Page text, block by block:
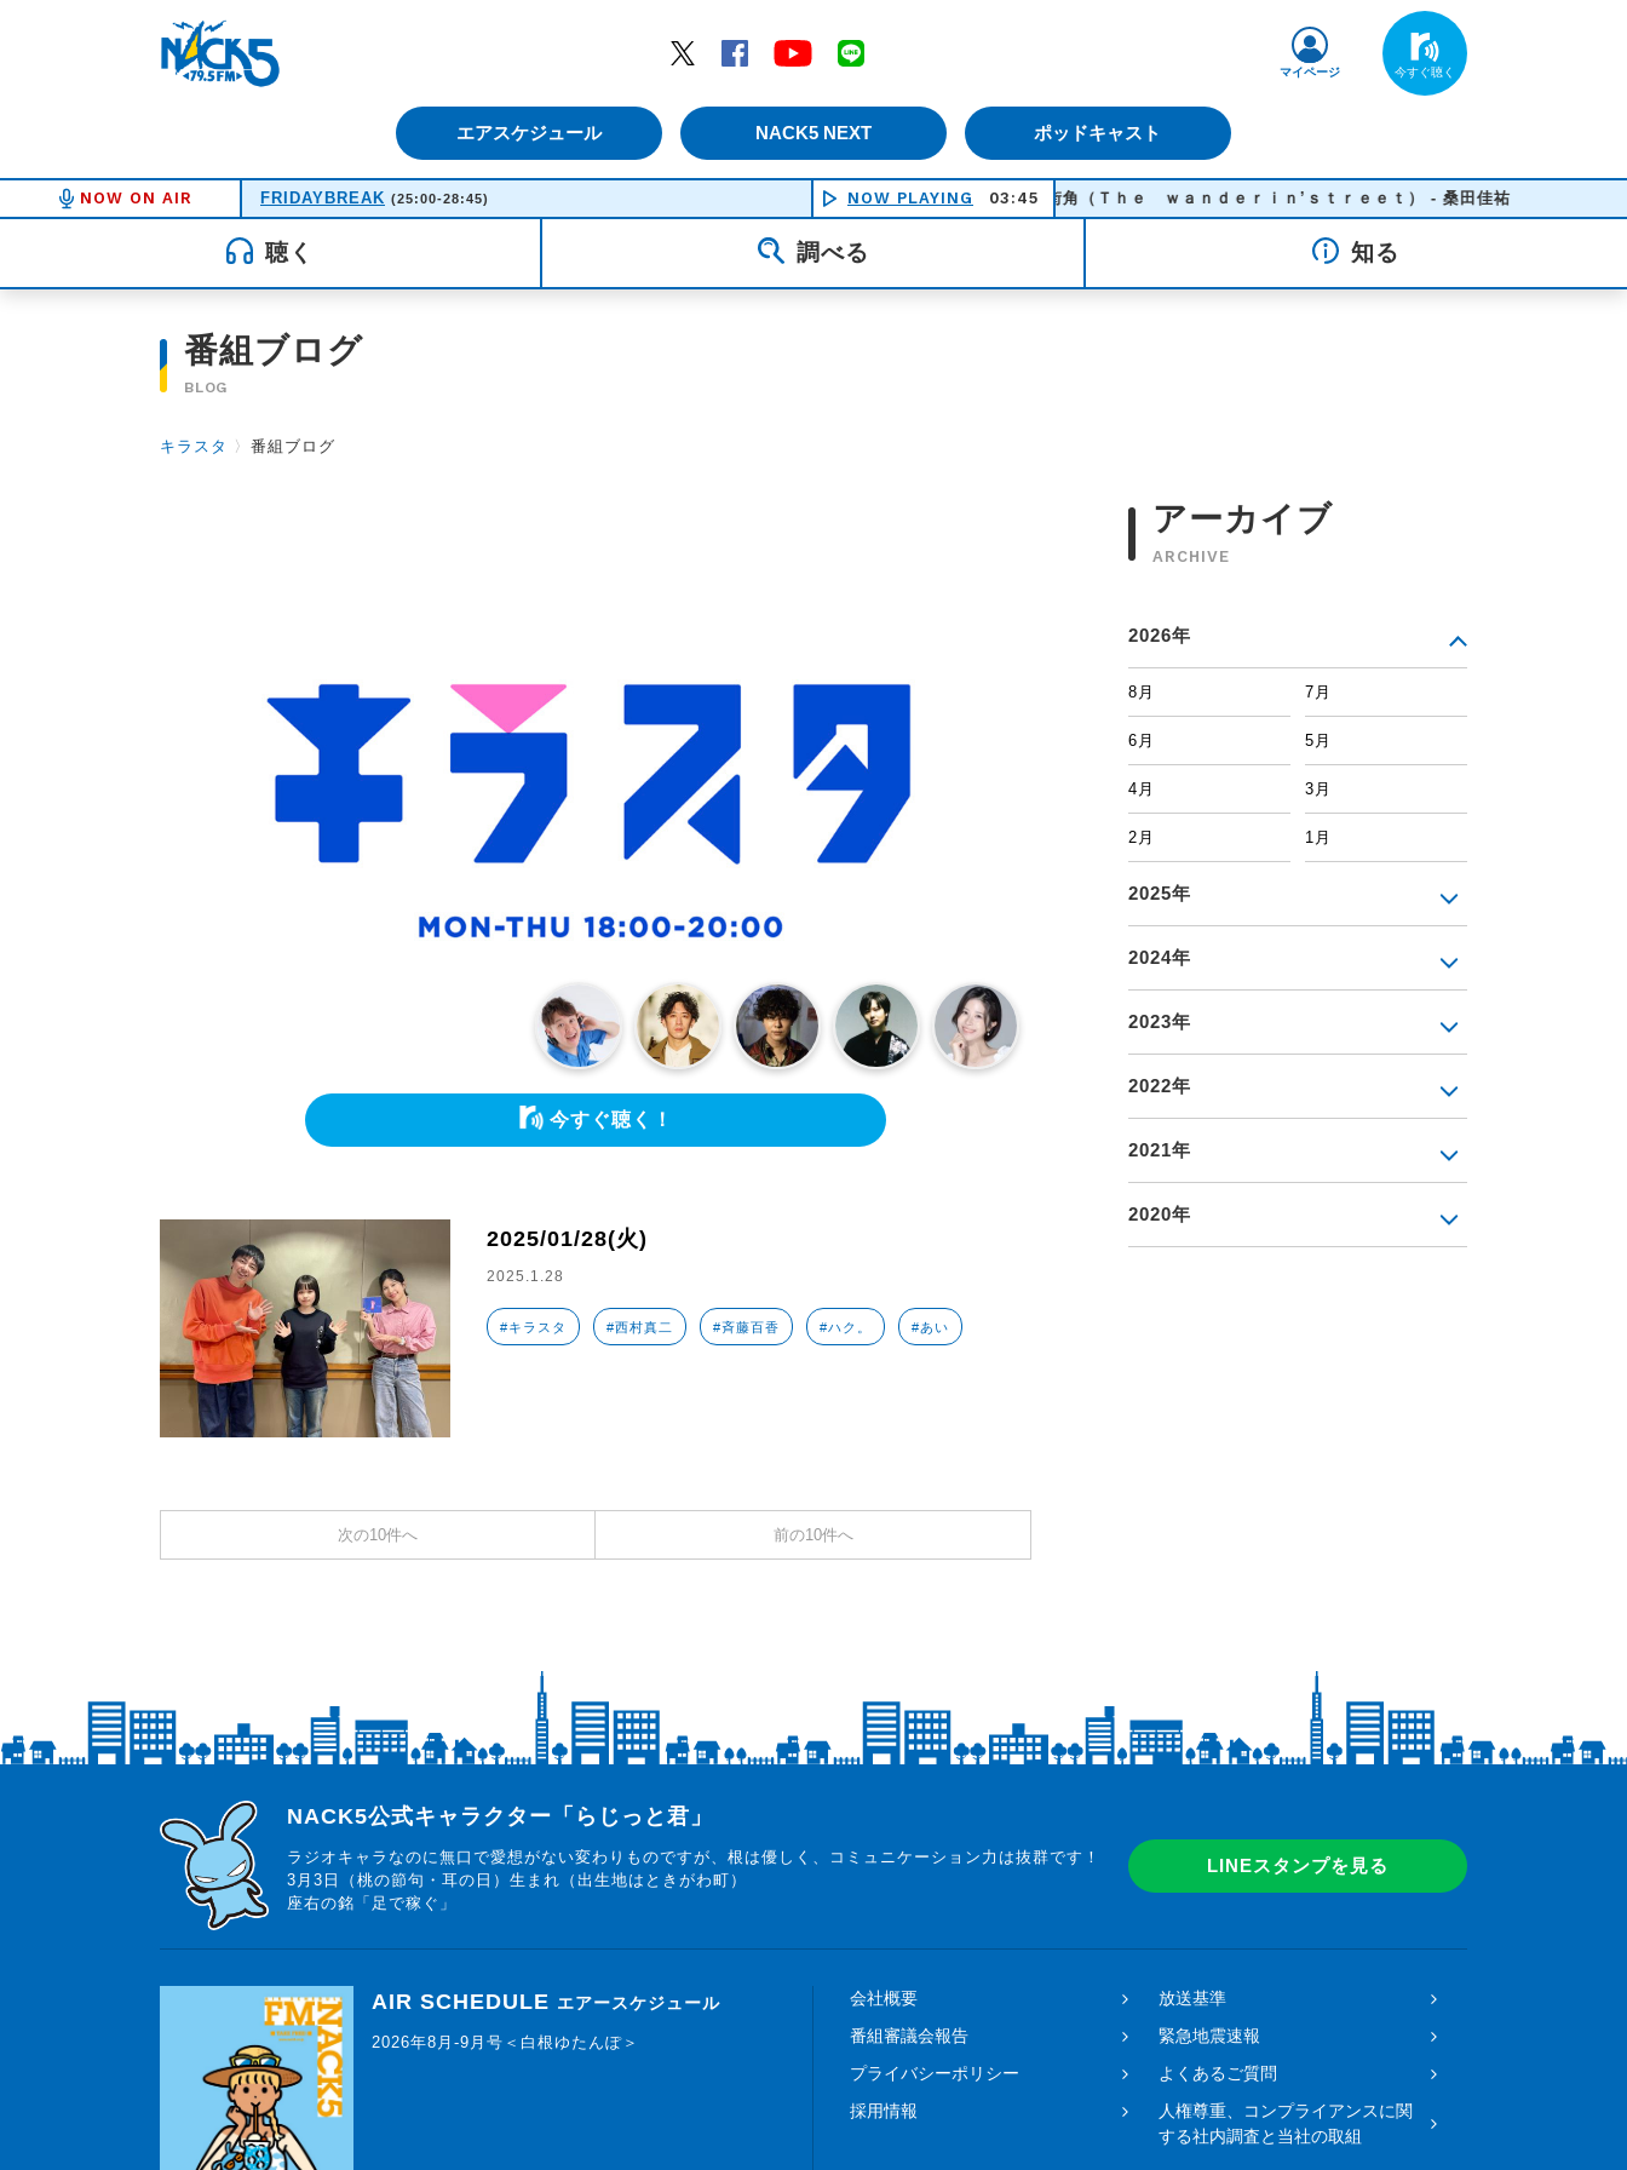
Twitter
Facebook YouTube
エアスケジュール NACK5 NEXT ポッドキャスト
マイページ
NOW ON AIR FRIDAYBREAK (25:00-28:45) NOW PLAYING 03:45
遠い街角（Ｔｈｅ ｗａｎｄｅｒｉｎ’ｓｔｒｅｅｔ） - 桑田佳祐
聴く 調べる 知る
番組ブログ
BLOG
キラスタ 〉 番組ブログ
今すぐ聴く！
2025/01/28(火)
2025.1.28
#キラスタ #西村真二 #斉藤百香 #ハク。 #あい
次の10件へ 前の10件へ
アーカイブ
ARCHIVE
2026年
8月 7月
6月 5月
4月 3月
2月 1月
2025年
2024年
2023年
2022年
2021年
2020年
らじっと君
NACK5公式キャラクター「らじっと君」
ラジオキャラなのに無口で愛想がない変わりものですが、根は優しく、コミュニケーション力は抜群です！
3月3日（桃の節句・耳の日）生まれ（出生地はときがわ町）
座右の銘「足で稼ぐ」
LINEスタンプを見る
AIR SCHEDULE エアースケジュール
2026年8月-9月号＜白根ゆたんぽ＞
会社概要
放送基準
番組審議会報告
緊急地震速報
プライバシーポリシー
よくあるご質問
採用情報
人権尊重、コンプライアンスに関
する社内調査と当社の取組